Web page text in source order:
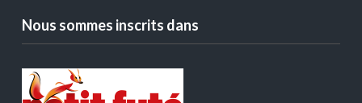
Nous sommes inscrits dans